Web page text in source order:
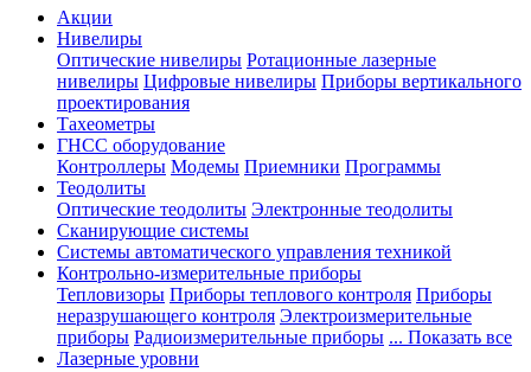
Акции
Нивелиры
Оптические нивелиры Ротационные лазерные
нивелиры Цифровые нивелиры Приборы вертикального
проектирования
Тахеометры
ГНСС оборудование
Контроллеры Модемы Приемники Программы
Теодолиты
Оптические теодолиты Электронные теодолиты
Сканирующие системы
Системы автоматического управления техникой
Контрольно-измерительные приборы
Тепловизоры Приборы теплового контроля Приборы
неразрушающего контроля Электроизмерительные
приборы Радиоизмерительные приборы ... Показать все
Лазерные уровни